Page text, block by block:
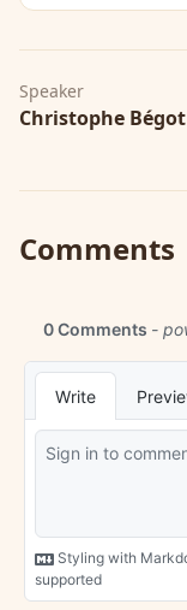
Speaker
Christophe Bégot
Comments